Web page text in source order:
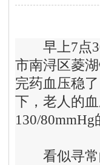
早上7点30
市南浔区菱
完药血压稳
下，老人的
130/80mmHg
看似寻常